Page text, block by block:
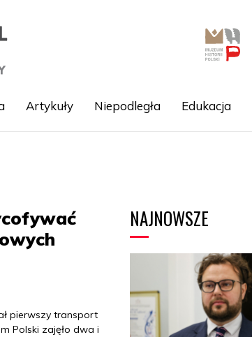
Artykuły Niepodległa Edukacja
pierwszy transport
Polski zajęło dwa i
NAJNOWSZE